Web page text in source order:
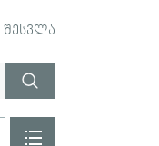
შესვლა